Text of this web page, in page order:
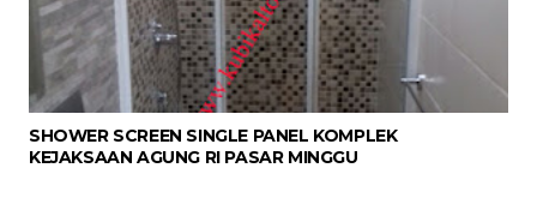
SHOWER SCREEN SINGLE PANEL KOMPLEK
KEJAKSAAN AGUNG RI PASAR MINGGU